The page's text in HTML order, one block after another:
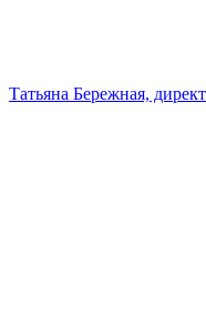
Татьяна Бережная,